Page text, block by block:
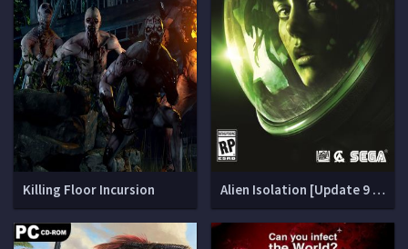
Killing Floor Incursion Alien Isolation [Update 9 + DLCs]